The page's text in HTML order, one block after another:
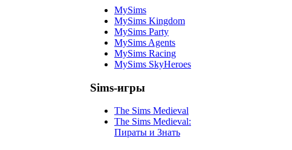
MySims
MySims Kingdom
MySims Party
MySims Agents
MySims Racing
MySims SkyHeroes
Sims-игры
The Sims Medieval
The Sims Medieval:
Пираты и Знать